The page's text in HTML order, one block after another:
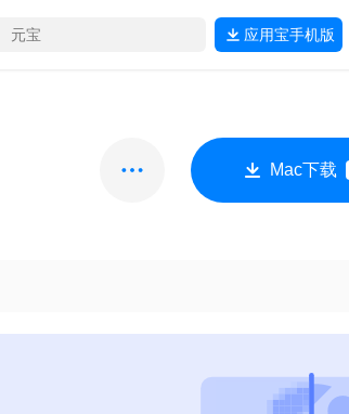
应用宝手机版
Mac下载